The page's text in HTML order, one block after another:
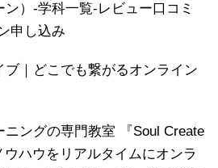
）-学科一覧-レビュー口コミ
申し込み
ブ｜どこでも繋がるオンライン
ングの専門教室 『Soul Create
ハウをリアルタイムにオンラ